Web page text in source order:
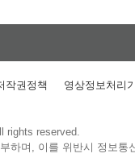
작권정책 영상정보처리
rights reserved.
하며, 이를 위반시 정보